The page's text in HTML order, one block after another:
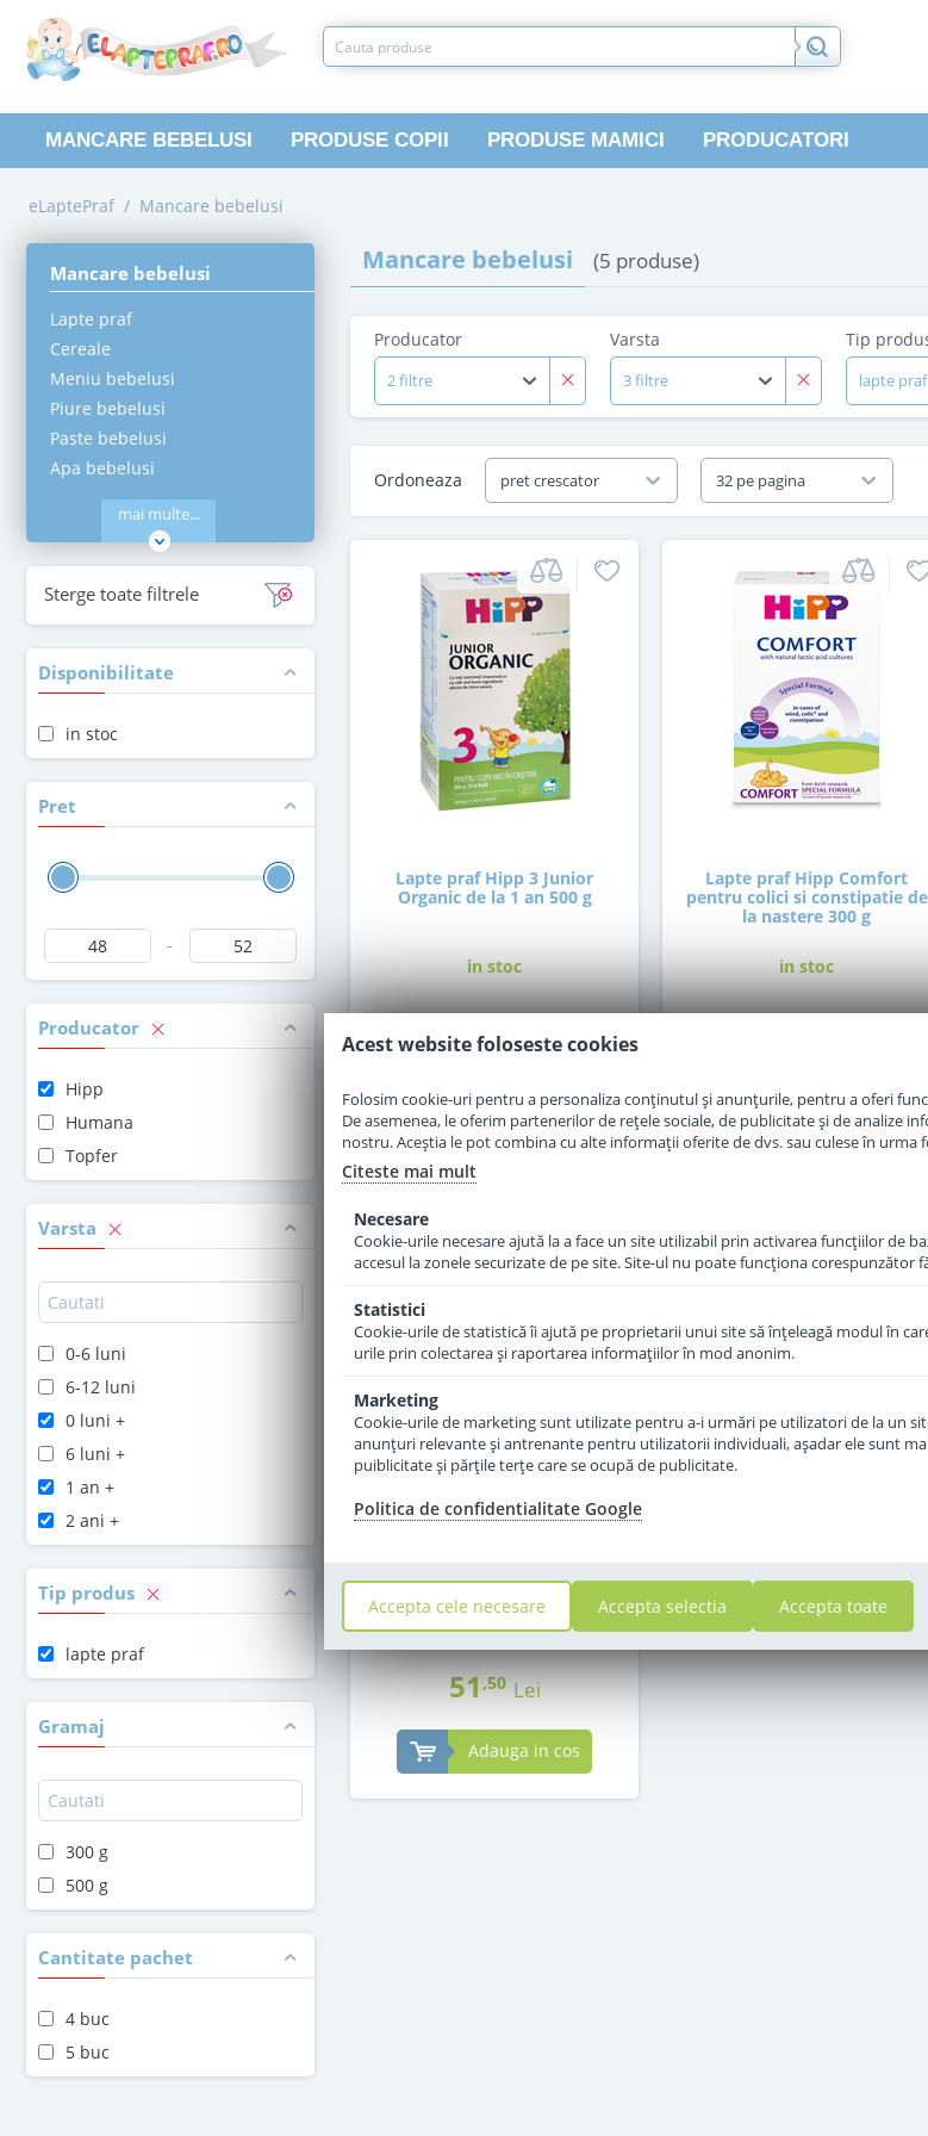
MANCARE BEBELUSI PRODUSE COPII PRODUSE MAMICI PRODUCATORI
eLaptePraf / Mancare bebelusi
Mancare bebelusi
Lapte praf
Cereale
Meniu bebelusi
Piure bebelusi
Paste bebelusi
Apa bebelusi
mai multe...
Sterge toate filtrele
Disponibilitate
in stoc
Pret
-
Producator
Hipp
Humana
Topfer
Varsta
0-6 luni
6-12 luni
0 luni +
6 luni +
1 an +
2 ani +
Tip produs
lapte praf
Gramaj
300 g
500 g
Cantitate pachet
4 buc
5 buc
Mancare bebelusi (5 produse)
Producator
2 filtre
Varsta
3 filtre
Tip
lapte praf
Ordoneaza pret crescator 32 pe pagina
Lapte praf Hipp 3 Junior
Organic de la 1 an 500 g
in stoc
47,50 Lei
Adauga in cos
Lapte praf Hipp Comfort
pentru colici si constipatie de
la nastere 300 g
in stoc
Adauga in cos
Lapte praf Hipp 3 Junior
in stoc
51,50 Lei
Adauga in cos
Acest website foloseste cookies
Folosim cookie-uri pentru a personaliza conținutul și anunțurile, pentru a oferi
De asemenea, le oferim partenerilor de rețele sociale, de publicitate și de analize
nostru. Aceștia le pot combina cu alte informații oferite de dvs. sau culese în urma
Citeste mai mult
Necesare
Cookie-urile necesare ajută la a face un site utilizabil prin activarea funcţiilor de
accesul la zonele securizate de pe site. Site-ul nu poate funcţiona corespunzător
Statistici
Cookie-urile de statistică îi ajută pe proprietarii unui site să înţeleagă modul în
urile prin colectarea şi raportarea informaţiilor în mod anonim.
Marketing
Cookie-urile de marketing sunt utilizate pentru a-i urmări pe utilizatori de la un
anunţuri relevante şi antrenante pentru utilizatorii individuali, aşadar ele sunt
puiblicitate şi părţile terţe care se ocupă de publicitate.
Politica de confidentialitate Google
Accepta cele necesare Accepta selectia Accepta toate